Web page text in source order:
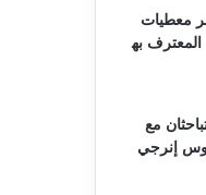
معطيات
به
مع